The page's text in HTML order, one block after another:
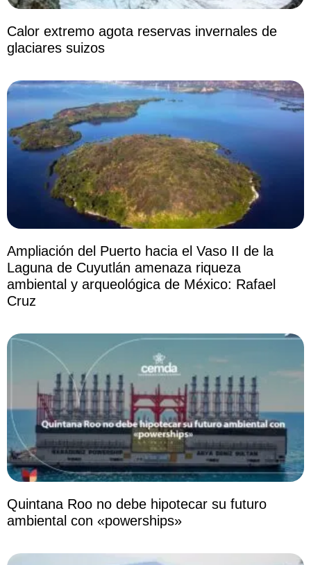
Calor extremo agota reservas invernales de
glaciares suizos
Ampliación del Puerto hacia el Vaso II de la
Laguna de Cuyutlán amenaza riqueza
ambiental y arqueológica de México: Rafael
Cruz
Quintana Roo no debe hipotecar su futuro
ambiental con «powerships»